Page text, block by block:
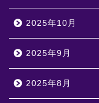
2025年10月
2025年9月
2025年8月